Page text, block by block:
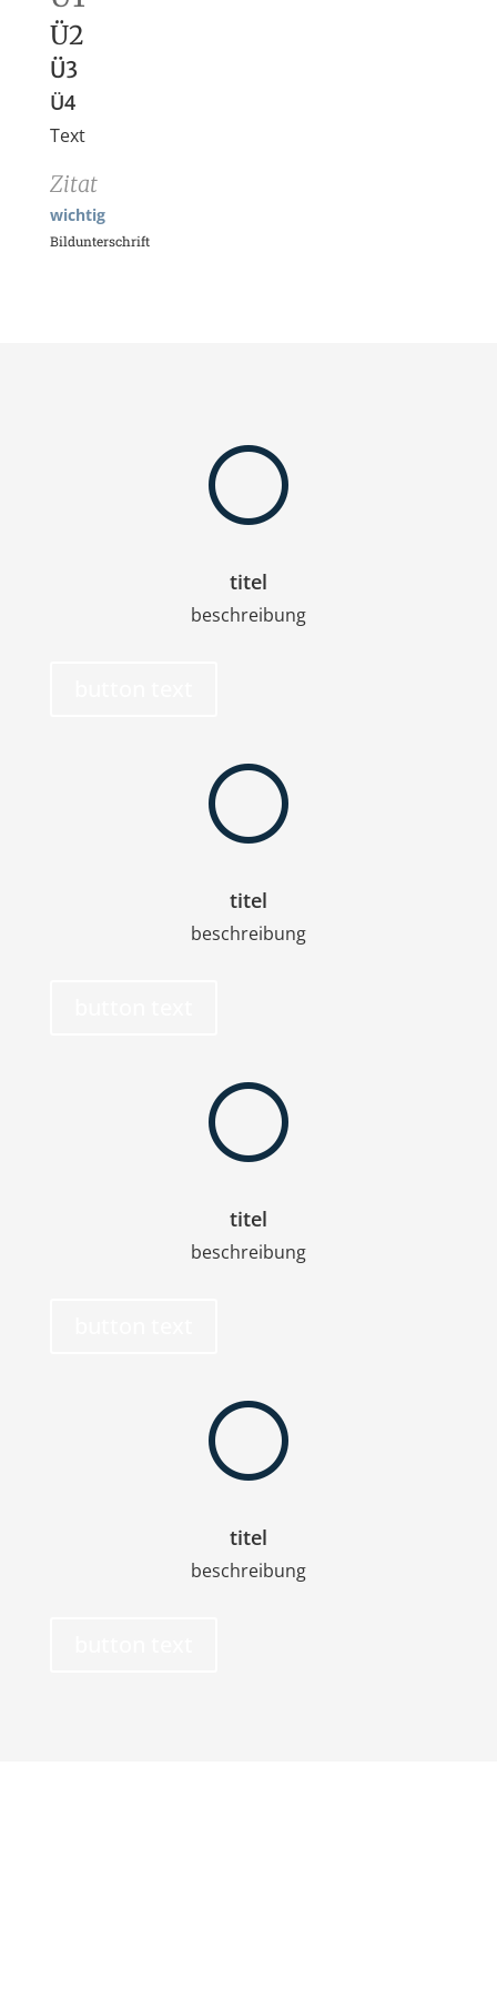
Ü2
Ü3
Ü4
Text
Zitat
wichtig
Bildunterschrift
[
titel
beschreibung
[
titel
beschreibung
[
titel
beschreibung
[
titel
beschreibung